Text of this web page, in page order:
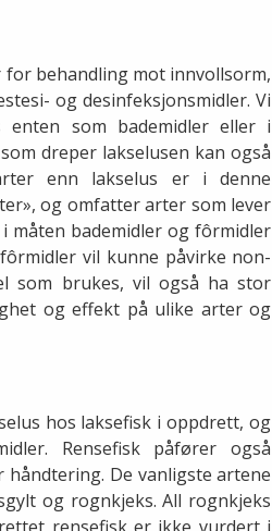
behandling mot innvollsorm,
og desinfeksjonsmidler. Vi
som bademidler eller i
dreper lakselusen kan også
enn lakselus er i denne
og omfatter arter som lever
måten bademidler og fôrmidler
vil kunne påvirke non-
som brukes, vil også ha stor
og effekt på ulike arter og
hos laksefisk i oppdrett, og
Rensefisk påfører også
De vanligste artene
og rognkjeks. All rognkjeks